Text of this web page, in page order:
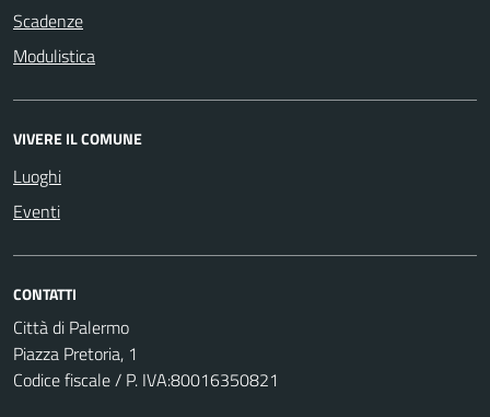
Scadenze
Modulistica
VIVERE IL COMUNE
Luoghi
Eventi
CONTATTI
Città di Palermo
Piazza Pretoria, 1
Codice fiscale / P. IVA:80016350821